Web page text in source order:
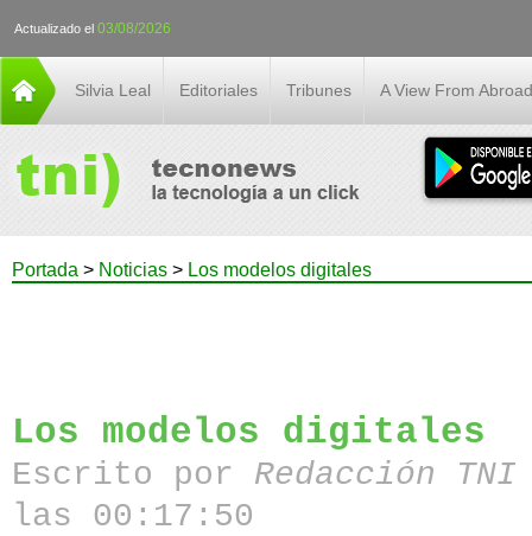
Actualizado el 03/08/2026
Silvia Leal Editoriales Tribunes A View From Abroad
Portada > Noticias > Los modelos digitales
Los modelos digitales
Escrito por Redacción
las 00:17:50